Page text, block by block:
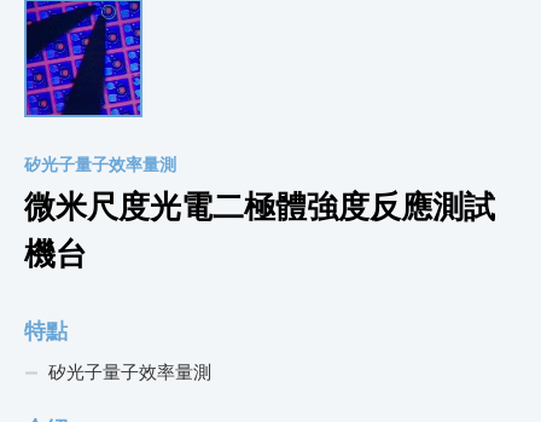
矽光子量子效率量測
微米尺度光電二極體強度反應測試
機台
特點
矽光子量子效率量測